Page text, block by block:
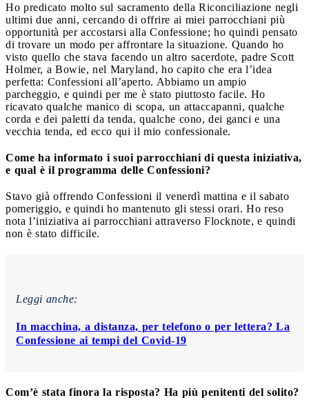
Ho predicato molto sul sacramento della Riconciliazione negli
ultimi due anni, cercando di offrire ai miei parrocchiani più
opportunità per accostarsi alla Confessione; ho quindi pensato
di trovare un modo per affrontare la situazione. Quando ho
visto quello che stava facendo un altro sacerdote, padre Scott
Holmer, a Bowie, nel Maryland, ho capito che era l’idea
perfetta: Confessioni all’aperto. Abbiamo un ampio
parcheggio, e quindi per me è stato piuttosto facile. Ho
ricavato qualche manico di scopa, un attaccapanni, qualche
corda e dei paletti da tenda, qualche cono, dei ganci e una
vecchia tenda, ed ecco qui il mio confessionale.
Come ha informato i suoi parrocchiani di questa iniziativa,
e qual è il programma delle Confessioni?
Stavo già offrendo Confessioni il venerdì mattina e il sabato
pomeriggio, e quindi ho mantenuto gli stessi orari. Ho reso
nota l’iniziativa ai parrocchiani attraverso Flocknote, e quindi
non è stato difficile.
Leggi anche:
In macchina, a distanza, per telefono o per lettera? La
Confessione ai tempi del Covid-19
Com’è stata finora la risposta? Ha più penitenti del solito?